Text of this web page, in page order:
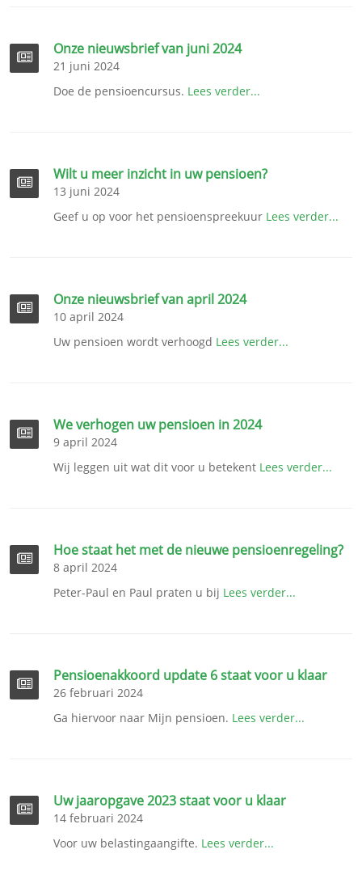
Onze nieuwsbrief van juni 2024
21 juni 2024
Doe de pensioencursus. Lees verder...
Wilt u meer inzicht in uw pensioen?
13 juni 2024
Geef u op voor het pensioenspreekuur Lees verder...
Onze nieuwsbrief van april 2024
10 april 2024
Uw pensioen wordt verhoogd Lees verder...
We verhogen uw pensioen in 2024
9 april 2024
Wij leggen uit wat dit voor u betekent Lees verder...
Hoe staat het met de nieuwe pensioenregeling?
8 april 2024
Peter-Paul en Paul praten u bij Lees verder...
Pensioenakkoord update 6 staat voor u klaar
26 februari 2024
Ga hiervoor naar Mijn pensioen. Lees verder...
Uw jaaropgave 2023 staat voor u klaar
14 februari 2024
Voor uw belastingaangifte. Lees verder...